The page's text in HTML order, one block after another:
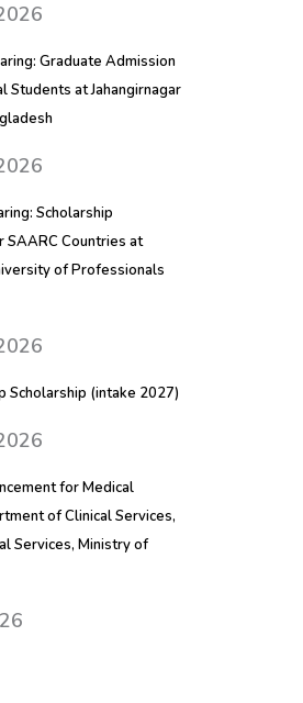
Graduate Admission
Students at Jahangirnagar
Scholarship
Countries at
of Professionals
Scholarship (intake 2027)
for Medical
of Clinical Services,
Services, Ministry of